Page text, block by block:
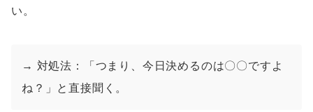
い。
→ 対処法：「つまり、今日決めるのは〇〇ですよ
ね？」と直接聞く。